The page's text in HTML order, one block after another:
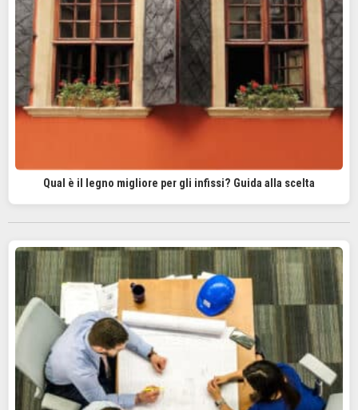
Qual è il legno migliore per gli infissi? Guida alla scelta